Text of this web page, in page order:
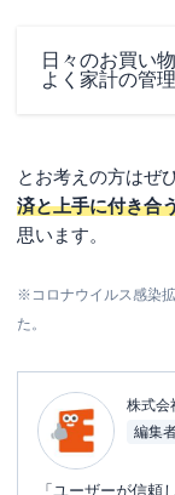
日々のお買い
よく家計の管
とお考えの方はぜ
済と上手に付き合
思います。
※コロナウイルス感染
た。
株式会
編集
「ユーザーが信頼